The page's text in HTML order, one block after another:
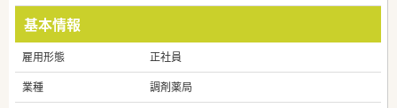
基本情報
雇用形態
正社員
業種
調剤薬局